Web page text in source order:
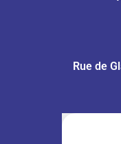
Rue de